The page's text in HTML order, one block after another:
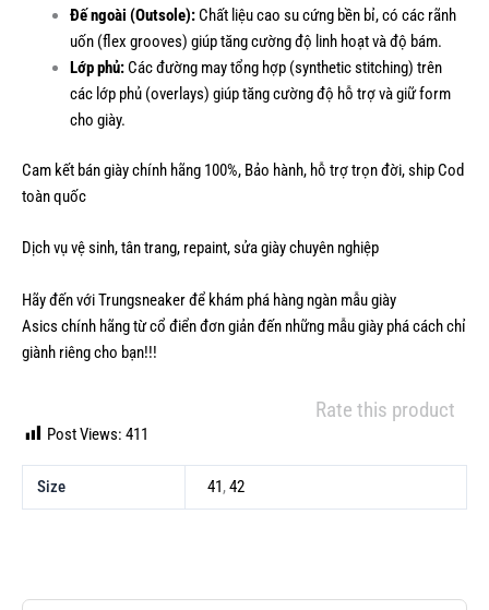
Đế ngoài (Outsole):Chất liệu cao su cứng bền bỉ, có các rãnh
uốn (flex grooves) giúp tăng cường độ linh hoạt và độ bám.
Lớp phủ:Các đường may tổng hợp (synthetic stitching) trên
các lớp phủ (overlays) giúp tăng cường độ hỗ trợ và giữ form
cho giày.
Cam kết bán giày chính hãng 100%, Bảo hành, hỗ trợ trọn đời, ship Cod
toàn quốc
Dịch vụ vệ sinh, tân trang, repaint, sửa giày chuyên nghiệp
Hãy đến với Trungsneaker để khám phá hàng ngàn mẫugiày
Asics chính hãng từ cổ điển đơn giản đến những mẫu giày phá cách chỉ
giành riêng cho bạn!!!
Rate this product
Post Views: 411
Size 41 ,42